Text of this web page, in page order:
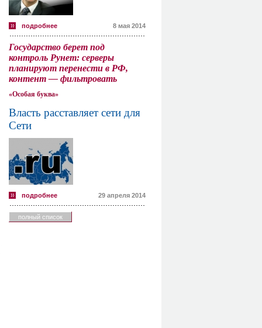
подробнее 8 мая 2014
Государство берет под
контроль Рунет: серверы
планируют перенести в РФ,
контент — фильтровать
«Особая буква»
Власть расставляет сети для
Сети
подробнее 29 апреля 2014
полный список